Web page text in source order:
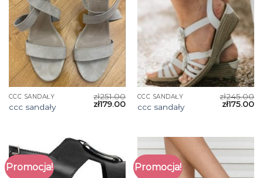
CCC SANDAŁY
ccc sandały
zł251.00
zł179.00
CCC SANDAŁY
ccc sandały
zł245.00
zł175.00
Promocja! Promocja!